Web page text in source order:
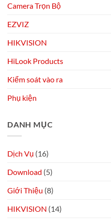
Camera Trọn Bộ
EZVIZ
HIKVISION
HiLook Products
Kiểm soát vào ra
Phụ kiện
DANH MỤC
Dịch Vụ (16)
Download (5)
Giới Thiệu (8)
HIKVISION (14)